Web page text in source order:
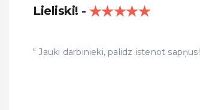
Lieliski!
Jauki darbinieki, palidz istenot sapņus!